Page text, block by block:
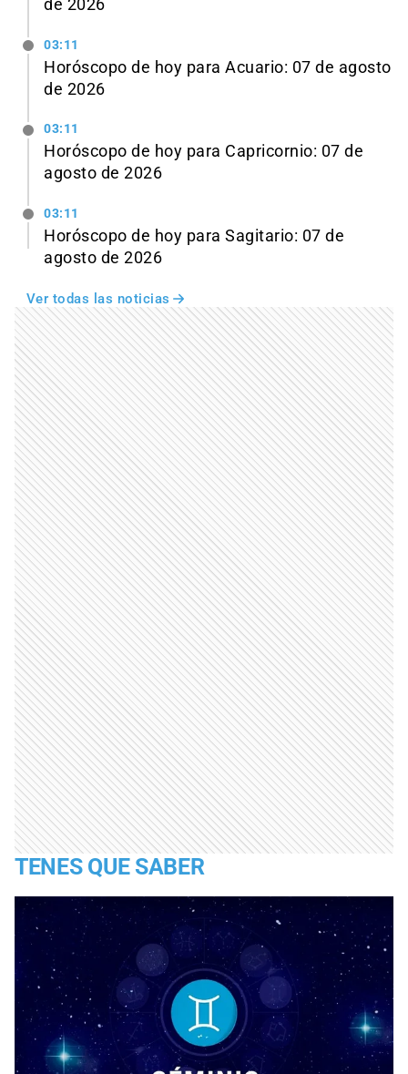
de 2026
03:11
Horóscopo de hoy para Acuario: 07 de agosto
de 2026
03:11
Horóscopo de hoy para Capricornio: 07 de
agosto de 2026
03:11
Horóscopo de hoy para Sagitario: 07 de
agosto de 2026
Ver todas las noticias
TENES QUE SABER